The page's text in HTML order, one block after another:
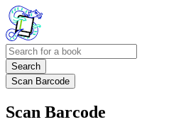
Search
Scan Barcode
Scan Barcode